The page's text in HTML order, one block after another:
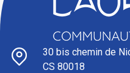
30 bis chemin de
CS 80018